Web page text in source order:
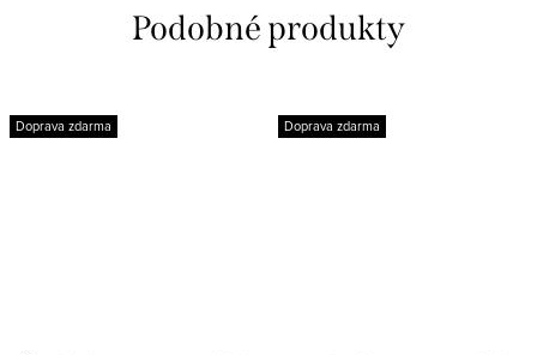
Doprava zdarma Doprava zdarma